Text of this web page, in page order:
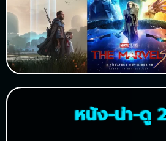
หนัง-น่า-ดู